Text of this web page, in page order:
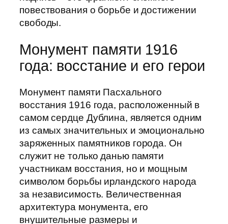
повествования о борьбе и достижении
свободы.
Монумент памяти 1916
года: восстание и его герои
Монумент памяти Пасхального
восстания 1916 года, расположенный в
самом сердце Дублина, является одним
из самых значительных и эмоционально
заряженных памятников города. Он
служит не только данью памяти
участникам восстания, но и мощным
символом борьбы ирландского народа
за независимость. Величественная
архитектура монумента, его
внушительные размеры и